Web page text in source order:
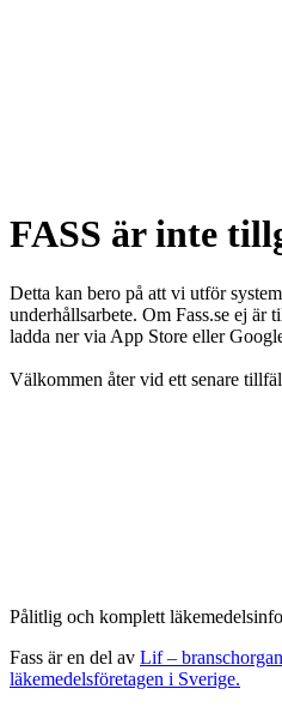
FASS är inte
Detta kan bero på att vi utför
underhållsarbete. Om Fass.se ej är
ladda ner via App Store eller
Välkommen åter vid ett senare
Pålitlig och komplett
Fass är en del av Lif –
läkemedelsföretagen i Sverige.